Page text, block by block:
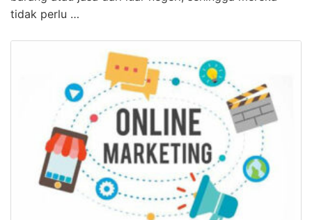
tidak perlu …